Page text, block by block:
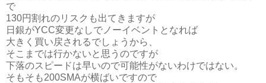
で
130円割れのリスクも出てきますが
日銀がYCC変更なしでノーイベントとなれば
大きく買い戻されるでしょうから、
そこまでは行かないと思うのですが
下落のスピードは早いので可能性がないわけではない。
そもそも200SMAが横ばいですので